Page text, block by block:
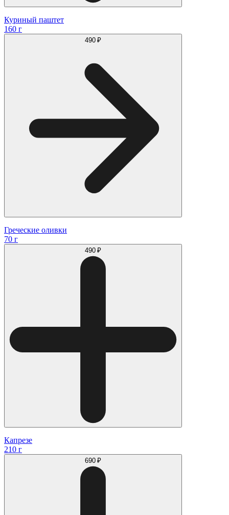
Куриный паштет
160 г
490 ₽
Греческие оливки
70 г
490 ₽
Капрезе
210 г
690 ₽